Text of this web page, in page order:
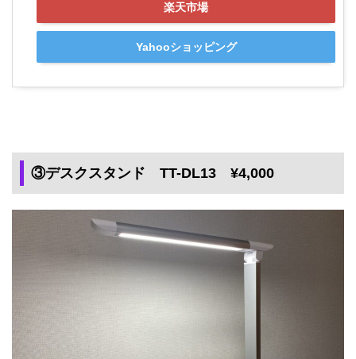
楽天市場
Yahooショッピング
③デスクスタンド TT-DL13 ¥4,000